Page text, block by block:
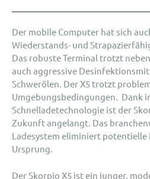
Der mobile Computer hat sich
Wiederstands- und
Das robuste Terminal trotzt
auch aggressive
Schwerölen. Der X5 trotzt
Umgebungsbedingungen. Dank
Schnelladetechnologie ist der
Zukunft angelangt. Das
Ladesystem eliminiert potentielle
Ursprung.
Der Skorpio X5 ist ein junger,